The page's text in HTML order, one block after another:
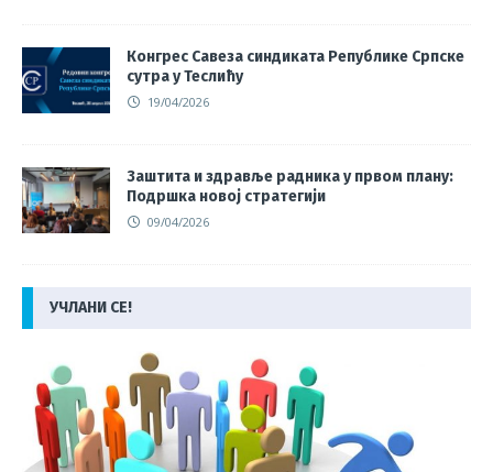
Конгрес Савеза синдиката Републике Српске
сутра у Теслићу
19/04/2026
Заштита и здравље радника у првом плану:
Подршка новој стратегији
09/04/2026
УЧЛАНИ СЕ!